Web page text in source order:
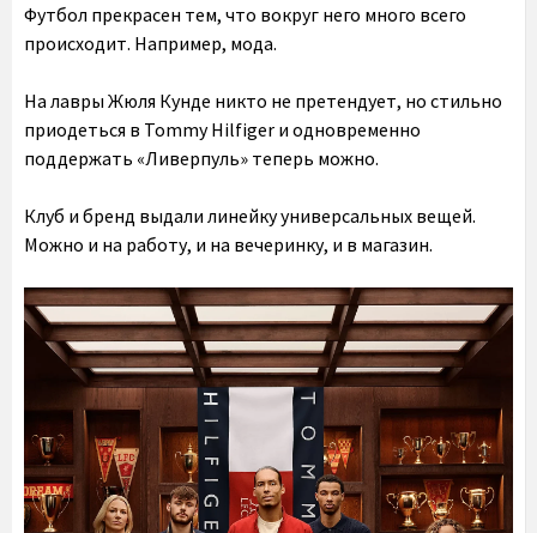
Футбол прекрасен тем, что вокруг него много всего
происходит. Например, мода.
На лавры Жюля Кунде никто не претендует, но стильно
приодеться в Tommy Hilfiger и одновременно
поддержать «Ливерпуль» теперь можно.
Клуб и бренд выдали линейку универсальных вещей.
Можно и на работу, и на вечеринку, и в магазин.